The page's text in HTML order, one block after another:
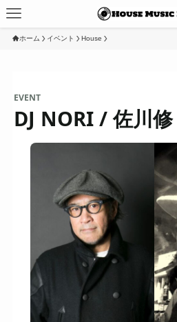
ホーム イベント House
EVENT
DJ NORI / 佐川